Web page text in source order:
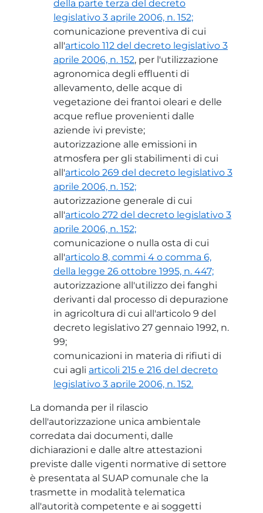
della parte terza del decreto
legislativo 3 aprile 2006, n. 152;
comunicazione preventiva di cui
all'articolo 112 del decreto legislativo 3
aprile 2006, n. 152, per l'utilizzazione
agronomica degli effluenti di
allevamento, delle acque di
vegetazione dei frantoi oleari e delle
acque reflue provenienti dalle
aziende ivi previste;
autorizzazione alle emissioni in
atmosfera per gli stabilimenti di cui
all'articolo 269 del decreto legislativo 3
aprile 2006, n. 152;
autorizzazione generale di cui
all'articolo 272 del decreto legislativo 3
aprile 2006, n. 152;
comunicazione o nulla osta di cui
all'articolo 8, commi 4 o comma 6,
della legge 26 ottobre 1995, n. 447;
autorizzazione all'utilizzo dei fanghi
derivanti dal processo di depurazione
in agricoltura di cui all'articolo 9 del
decreto legislativo 27 gennaio 1992, n.
99;
comunicazioni in materia di rifiuti di
cui agli articoli 215 e 216 del decreto
legislativo 3 aprile 2006, n. 152.
La domanda per il rilascio
dell'autorizzazione unica ambientale
corredata dai documenti, dalle
dichiarazioni e dalle altre attestazioni
previste dalle vigenti normative di settore
è presentata al SUAP comunale che la
trasmette in modalità telematica
all'autorità competente e ai soggetti